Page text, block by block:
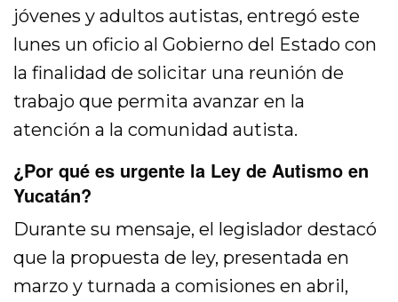
jóvenes y adultos autistas, entregó este
lunes un oficio al Gobierno del Estado con
la finalidad de solicitar una reunión de
trabajo que permita avanzar en la
atención a la comunidad autista.
¿Por qué es urgente la Ley de Autismo en
Yucatán?
Durante su mensaje, el legislador destacó
que la propuesta de ley, presentada en
marzo y turnada a comisiones en abril,